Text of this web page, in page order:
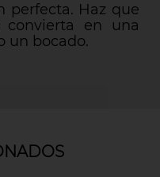
perfecta. Haz que
convierta en una
un bocado.